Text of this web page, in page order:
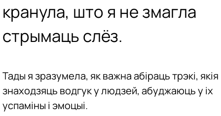
кранула, што я не змагла
стрымаць слёз.
Тады я зразумела, як важна абіраць трэкі, якія
знаходзяць водгук у людзей, абуджаюць у іх
успаміны і эмоцыі.